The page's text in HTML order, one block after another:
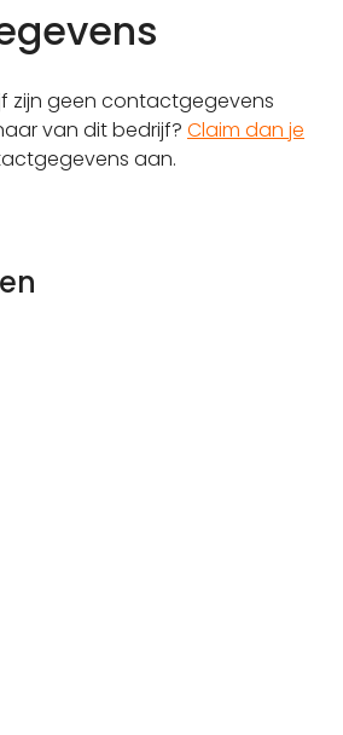
zijn geen contactgegevens
van dit bedrijf? Claim dan je
aan.